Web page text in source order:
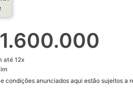
até 12x
condições anunciados aqui estão sujeitos a